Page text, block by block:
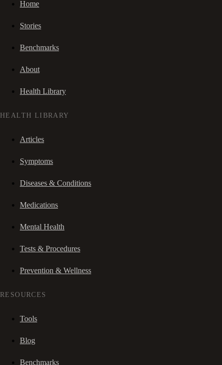
Home
Stories
Benchmarks
About
Health Library
HEALTH LIBRARY
Articles
Symptoms
Diseases & Conditions
Medications
Mental Health
Tests & Procedures
Prevention & Wellness
RESOURCES
Tools
Blog
Benchmarks